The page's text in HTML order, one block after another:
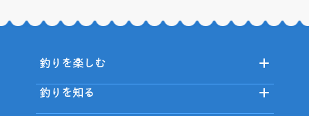
釣りを楽しむ
釣りを知る